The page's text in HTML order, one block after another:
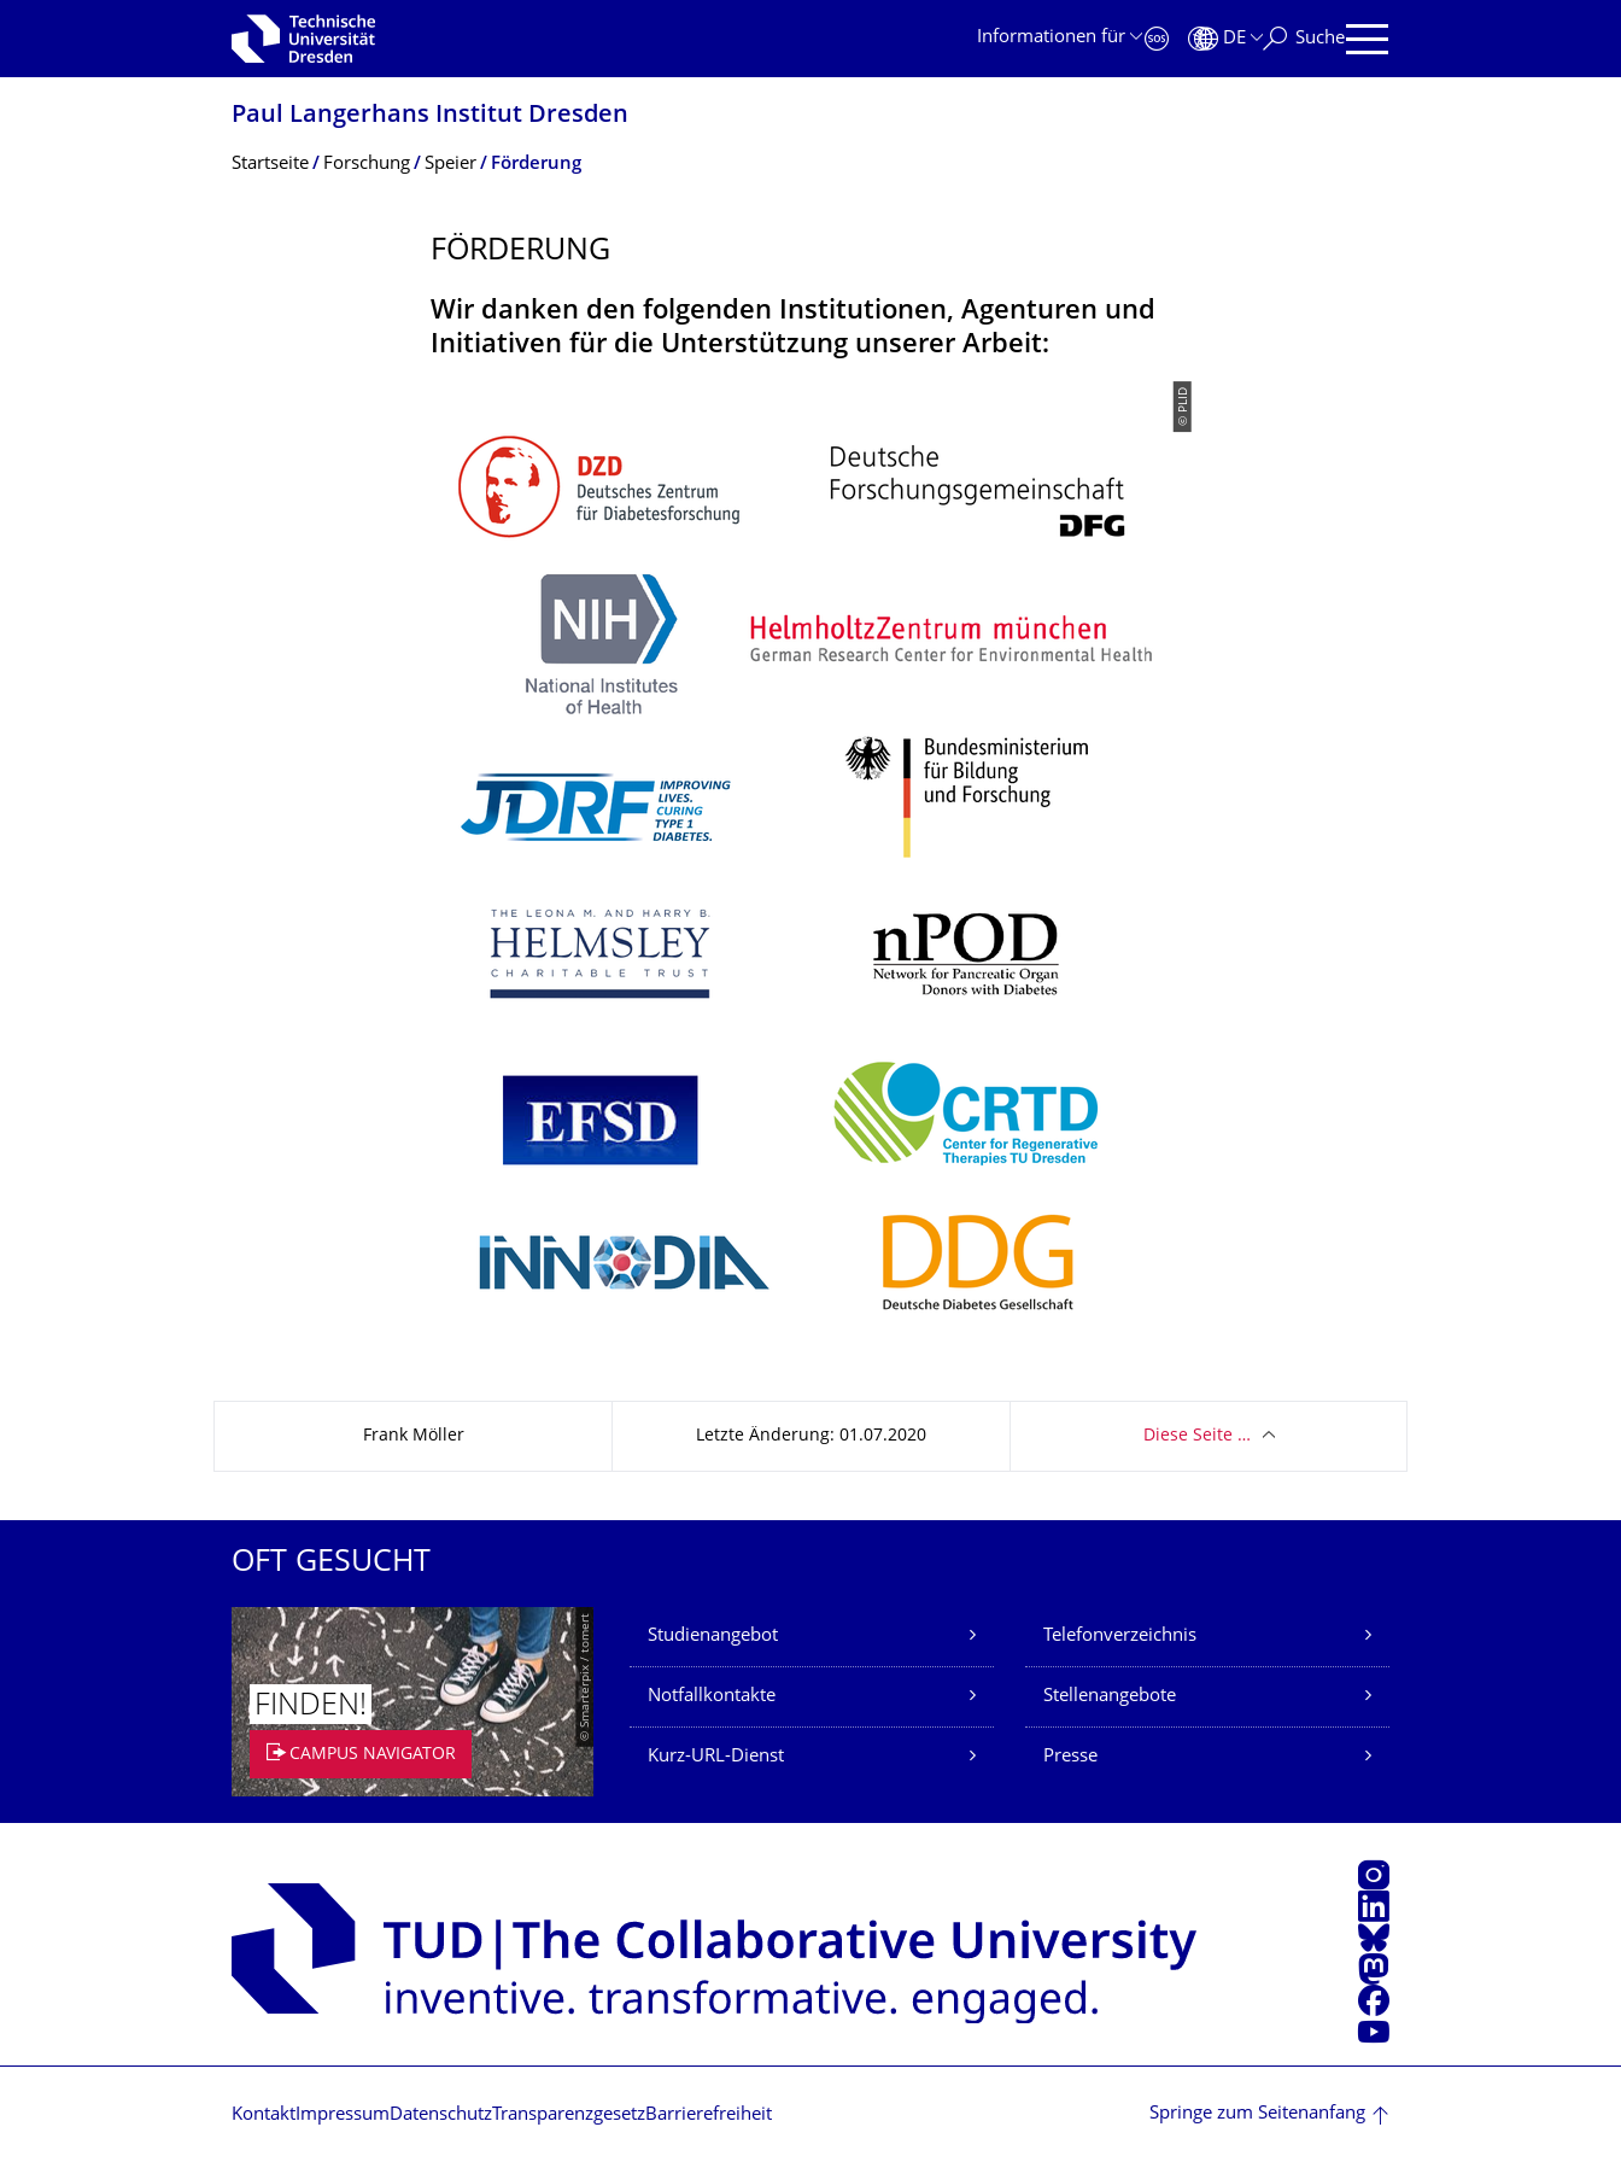
Zur Hauptnavigation springen
Informationen für
DE Suche
Paul Langerhans Institut Dresden
Breadcrumb-Menü
Startseite Forschung Speier Förderung
FÖRDERUNG
Wir danken den folgenden Institutionen, Agenturen und
Initiativen für die Unterstützung unserer Arbeit:
© PLID
Frank Möller Letzte Änderung: 01.07.2020 Diese Seite …
OFT GESUCHT
© Smarterpix / tomert
FINDEN!
CAMPUS NAVIGATOR
Unsere Dienste
Studienangebot Telefonverzeichnis
Notfallkontakte Stellenangebote
Kurz-URL-Dienst Presse
Instagram
LinkedIn
Bluesky
Mastodon
Facebook
Youtube
Kontakt Impressum DatenschutzTransparenzgesetzBarrierefreiheit Springe zum Seitenanfang